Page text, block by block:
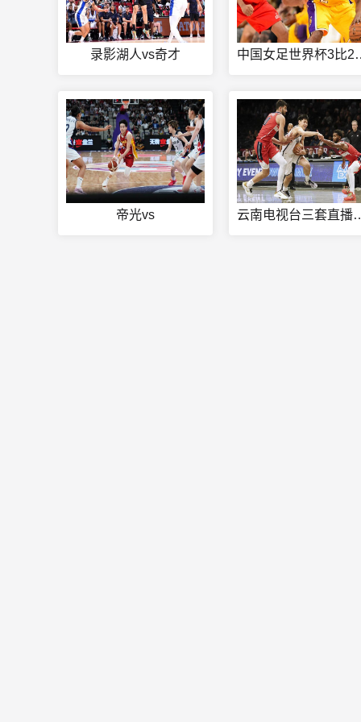
录影湖人vs奇才 中国女
帝光vs 云南电视台